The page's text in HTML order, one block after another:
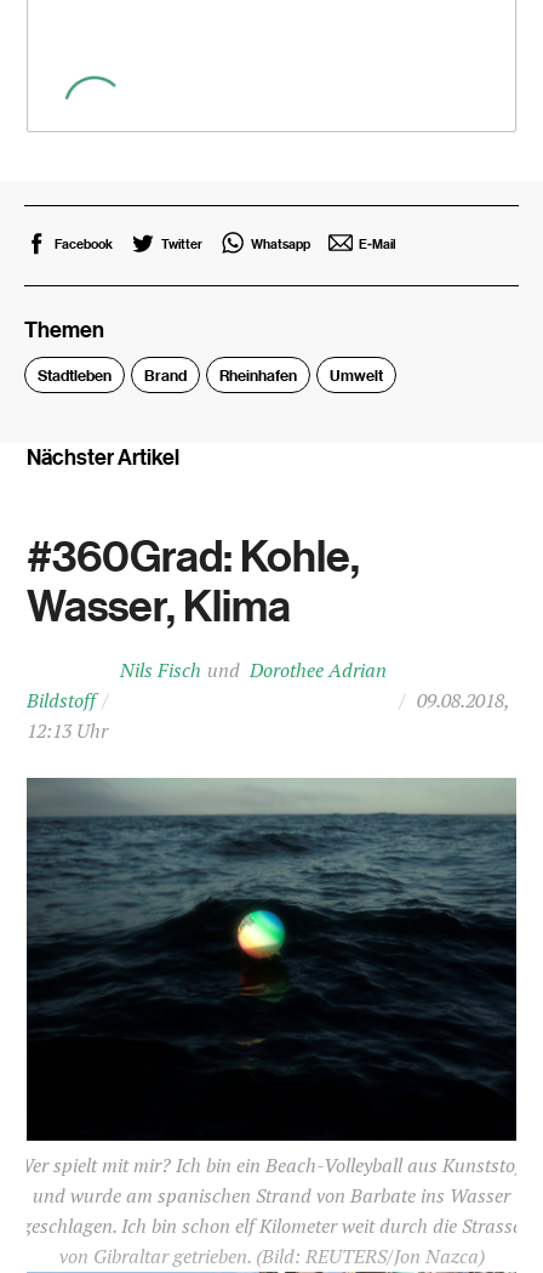
Facebook Twitter Whatsapp E-Mail
Themen
Stadtleben Brand Rheinhafen Umwelt
Nächster Artikel
#360Grad: Kohle,
Wasser, Klima
Bildstoff /
Nils Fisch
Dorothee Adrian
/ 09.08.2018,
12:13 Uhr
Wer spielt mit mir? Ich bin ein Beach-Volleyball aus Kunststoff
und wurde am spanischen Strand von Barbate ins Wasser
geschlagen. Ich bin schon elf Kilometer weit durch die Strasse
von Gibraltar getrieben.(Bild: REUTERS/Jon Nazca)